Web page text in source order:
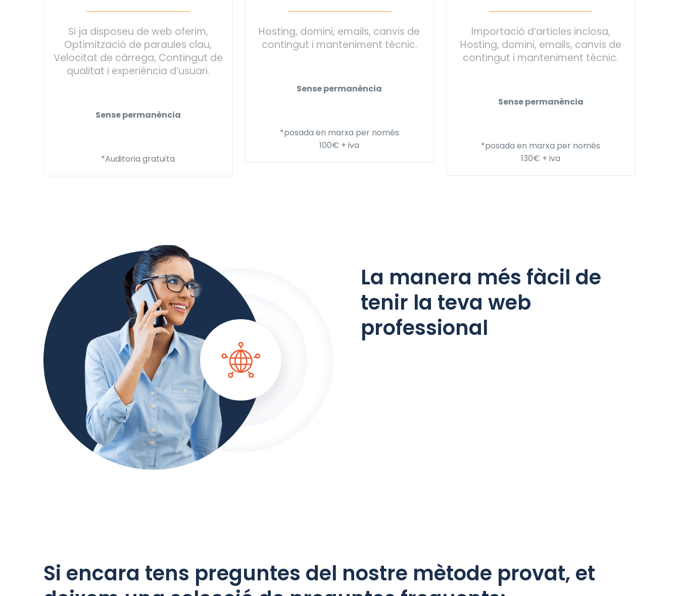
Si ja disposeu de web oferim,
Optimització de paraules clau,
Velocitat de càrrega, Contingut de
qualitat i experiència d’usuari.
Sense permanència
*Auditoria gratuïta
Hosting, domini, emails, canvis de
contingut i manteniment tècnic.
Sense permanència
*posada en marxa per només
100€ + iva
Importació d’articles inclosa,
Hosting, domini, emails, canvis de
contingut i manteniment tècnic.
Sense permanència
*posada en marxa per només
130€ + iva
La manera més fàcil de
tenir la teva web
professional
Si encara tens preguntes del nostre mètode provat, et